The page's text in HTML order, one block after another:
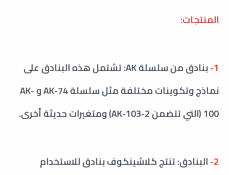
المنتجات:
1-
بنادق من سلسلة AK: تشتمل هذه البنادق على
نماذج وتكوينات مختلفة مثل سلسلة AK-74 و AK-
100 (التي تتضمن AK-103-2) ومتغيرات حديثة أخرى.
2- البنادق: تنتج كلاشينكوف بنادق للاستخدام